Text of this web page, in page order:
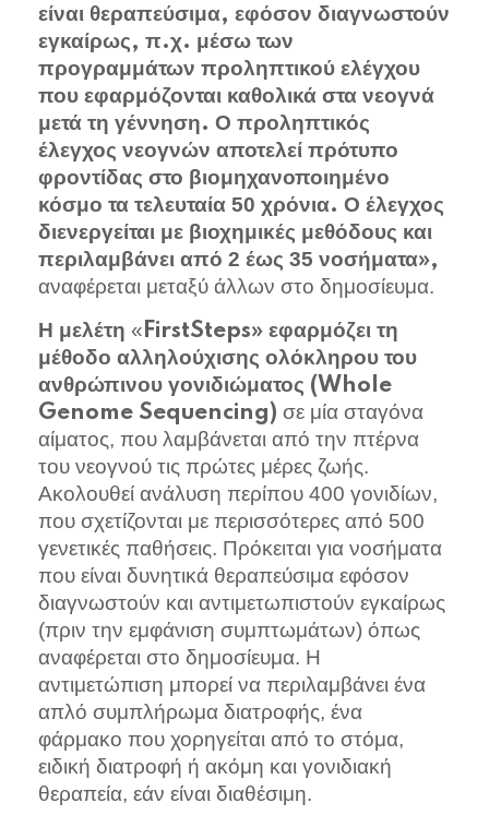
είναι θεραπεύσιμα, εφόσον διαγνωστούν
εγκαίρως, π.χ. μέσω των
προγραμμάτων προληπτικού ελέγχου
που εφαρμόζονται καθολικά στα νεογνά
μετά τη γέννηση. Ο προληπτικός
έλεγχος νεογνών αποτελεί πρότυπο
φροντίδας στο βιομηχανοποιημένο
κόσμο τα τελευταία 50 χρόνια. Ο έλεγχος
διενεργείται με βιοχημικές μεθόδους και
περιλαμβάνει από 2 έως 35 νοσήματα»,
αναφέρεται μεταξύ άλλων στο δημοσίευμα.
Η μελέτη « FirstSteps» εφαρμόζει τη
μέθοδο αλληλούχισης ολόκληρου του
ανθρώπινου γονιδιώματος (Whole
Genome Sequencing) σε μία σταγόνα
αίματος, που λαμβάνεται από την πτέρνα
του νεογνού τις πρώτες μέρες ζωής.
Ακολουθεί ανάλυση περίπου 400 γονιδίων,
που σχετίζονται με περισσότερες από 500
γενετικές παθήσεις. Πρόκειται για νοσήματα
που είναι δυνητικά θεραπεύσιμα εφόσον
διαγνωστούν και αντιμετωπιστούν εγκαίρως
(πριν την εμφάνιση συμπτωμάτων) όπως
αναφέρεται στο δημοσίευμα. Η
αντιμετώπιση μπορεί να περιλαμβάνει ένα
απλό συμπλήρωμα διατροφής, ένα
φάρμακο που χορηγείται από το στόμα,
ειδική διατροφή ή ακόμη και γονιδιακή
θεραπεία, εάν είναι διαθέσιμη.